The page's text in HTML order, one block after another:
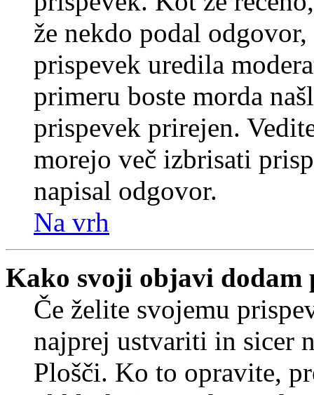
že nekdo podal
prispevek uredila
primeru boste morda
prispevek prirejen.
morejo več izbrisati
napisal odgovor.
Na vrh
Kako svoji objavi dodam
Če želite svojemu
najprej ustvariti in sicer
Plošči. Ko to opravite,